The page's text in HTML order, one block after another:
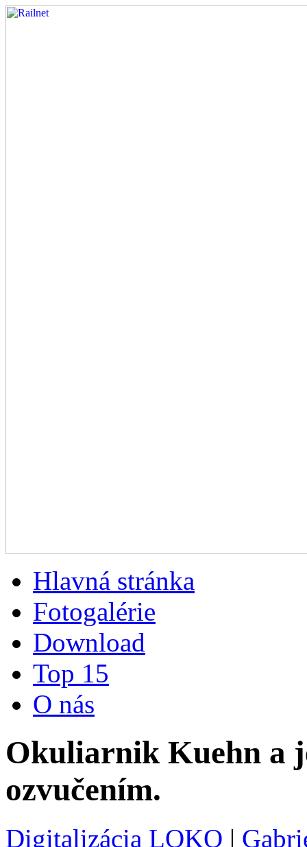
Hlavná stránka
Fotogalérie
Download
Top 15
O nás
Okuliarnik Kuehn a
ozvučením.
Digitalizácia LOKO |